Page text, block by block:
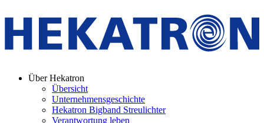
Über Hekatron
Übersicht
Unternehmensgeschichte
Hekatron Bigband Streulichter
Verantwortung leben